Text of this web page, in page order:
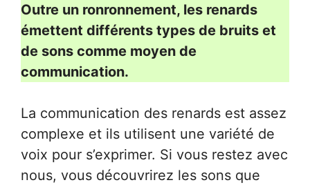
Outre un ronronnement, les renards
émettent différents types de bruits et
de sons comme moyen de
communication.
La communication des renards est assez
complexe et ils utilisent une variété de
voix pour s’exprimer. Si vous restez avec
nous, vous découvrirez les sons que